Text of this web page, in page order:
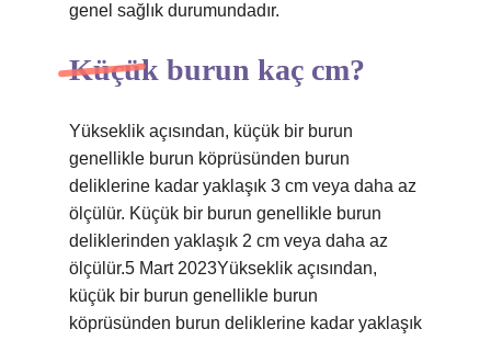
genel sağlık durumundadır.
Küçük burun kaç cm?
Yükseklik açısından, küçük bir burun
genellikle burun köprüsünden burun
deliklerine kadar yaklaşık 3 cm veya daha az
ölçülür. Küçük bir burun genellikle burun
deliklerinden yaklaşık 2 cm veya daha az
ölçülür.5 Mart 2023Yükseklik açısından,
küçük bir burun genellikle burun
köprüsünden burun deliklerine kadar yaklaşık